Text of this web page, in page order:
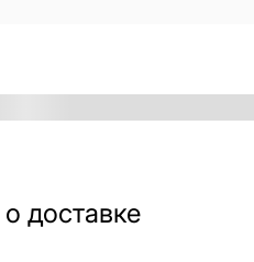
доставке